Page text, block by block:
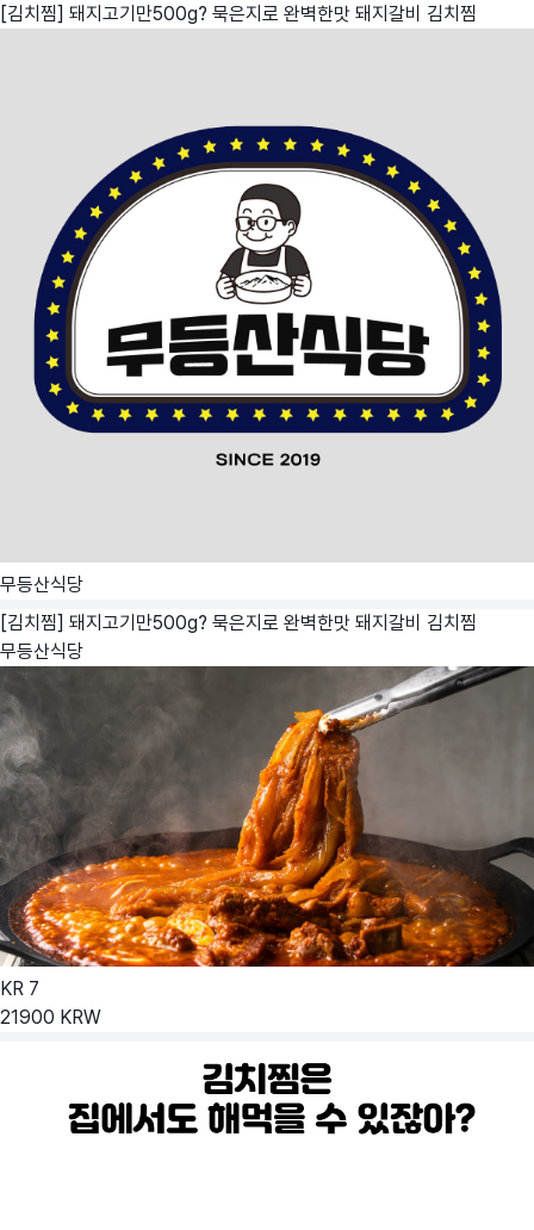
[김치찜] 돼지고기만500g? 묵은지로 완벽한맛 돼지갈비 김치찜
무등산식당
[김치찜] 돼지고기만500g? 묵은지로 완벽한맛 돼지갈비 김치찜
무등산식당
KR 7
21900 KRW